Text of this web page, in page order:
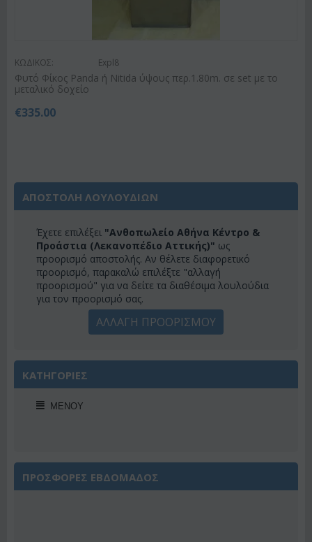
ΚΩΔΙΚΟΣ: Expl8
Φυτό Φίκος Panda ή Nitida ύψους περ.1.80m. σε set με το
μεταλικό δοχείο
€335.00
ΑΠΟΣΤΟΛΗ ΛΟΥΛΟΥΔΙΩΝ
Έχετε επιλέξει "Ανθοπωλείο Αθήνα Κέντρο &
Προάστια (Λεκανοπέδιο Αττικής)" ως
προορισμό αποστολής. Αν θέλετε διαφορετικό
προορισμό, παρακαλώ επιλέξτε "αλλαγή
προορισμού" για να δείτε τα διαθέσιμα λουλούδια
για τον προορισμό σας.
ΑΛΛΑΓΗ ΠΡΟΟΡΙΣΜΟΥ
ΚΑΤΗΓΟΡΙΕΣ
ΜΕΝΟΎ
ΠΡΟΣΦΟΡΕΣ ΕΒΔΟΜΑΔΟΣ